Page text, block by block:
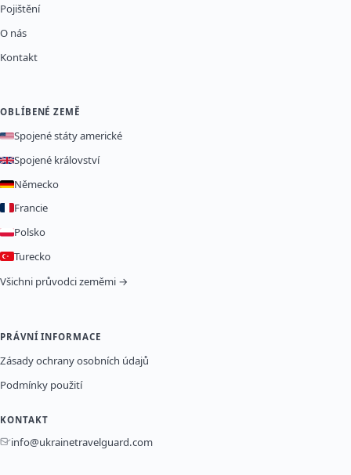
Pojištění
O nás
Kontakt
OBLÍBENÉ ZEMĚ
Spojené státy americké
Spojené království
Německo
Francie
Polsko
Turecko
Všichni průvodci zeměmi →
PRÁVNÍ INFORMACE
Zásady ochrany osobních údajů
Podmínky použití
KONTAKT
info@ukrainetravelguard.com